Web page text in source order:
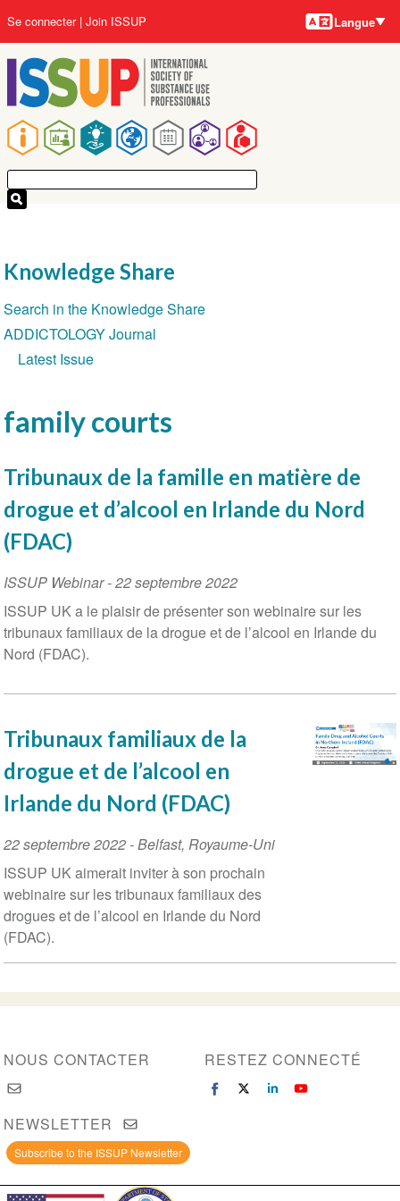
au
contenu
principal
Main
navigation
User
account
menu
Se connecter Join ISSUP Langues
Langue
family courts
Tribunaux de la famille en matière de
drogue et d’alcool en Irlande du Nord
(FDAC)
ISSUP Webinar-22 septembre 2022
ISSUP UK a le plaisir de présenter son webinaire sur les
tribunaux familiaux de la drogue et de l’alcool en Irlande du
Nord (FDAC).
Tribunaux familiaux de la
drogue et de l’alcool en
Irlande du Nord (FDAC)
Event
Date
22 septembre 2022-Belfast, Royaume-Uni
ISSUP UK aimerait inviter à son prochain
webinaire sur les tribunaux familiaux des
drogues et de l’alcool en Irlande du Nord
(FDAC).
Knowledge Share
Section
navigation
Search in the Knowledge Share
ADDICTOLOGY Journal
Latest Issue
NOUS CONTACTER RESTEZ CONNECTÉ
NEWSLETTER
Subscribe to the ISSUP Newsletter